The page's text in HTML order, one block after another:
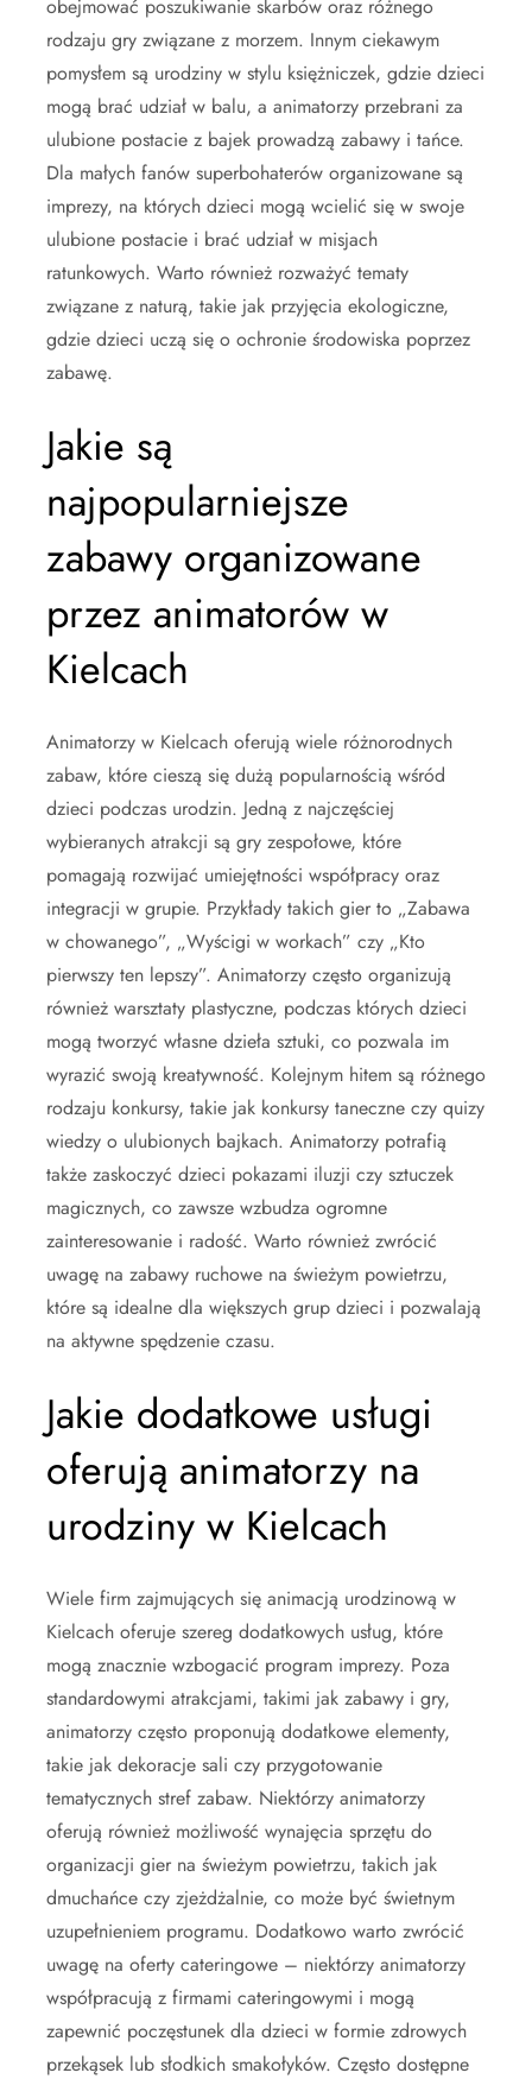
obejmować poszukiwanie skarbów oraz różnego
rodzaju gry związane z morzem. Innym ciekawym
pomysłem są urodziny w stylu księżniczek, gdzie dzieci
mogą brać udział w balu, a animatorzy przebrani za
ulubione postacie z bajek prowadzą zabawy i tańce.
Dla małych fanów superbohaterów organizowane są
imprezy, na których dzieci mogą wcielić się w swoje
ulubione postacie i brać udział w misjach
ratunkowych. Warto również rozważyć tematy
związane z naturą, takie jak przyjęcia ekologiczne,
gdzie dzieci uczą się o ochronie środowiska poprzez
zabawę.
Jakie są
najpopularniejsze
zabawy organizowane
przez animatorów w
Kielcach
Animatorzy w Kielcach oferują wiele różnorodnych
zabaw, które cieszą się dużą popularnością wśród
dzieci podczas urodzin. Jedną z najczęściej
wybieranych atrakcji są gry zespołowe, które
pomagają rozwijać umiejętności współpracy oraz
integracji w grupie. Przykłady takich gier to „Zabawa
w chowanego”, „Wyścigi w workach” czy „Kto
pierwszy ten lepszy”. Animatorzy często organizują
również warsztaty plastyczne, podczas których dzieci
mogą tworzyć własne dzieła sztuki, co pozwala im
wyrazić swoją kreatywność. Kolejnym hitem są różnego
rodzaju konkursy, takie jak konkursy taneczne czy quizy
wiedzy o ulubionych bajkach. Animatorzy potrafią
także zaskoczyć dzieci pokazami iluzji czy sztuczek
magicznych, co zawsze wzbudza ogromne
zainteresowanie i radość. Warto również zwrócić
uwagę na zabawy ruchowe na świeżym powietrzu,
które są idealne dla większych grup dzieci i pozwalają
na aktywne spędzenie czasu.
Jakie dodatkowe usługi
oferują animatorzy na
urodziny w Kielcach
Wiele firm zajmujących się animacją urodzinową w
Kielcach oferuje szereg dodatkowych usług, które
mogą znacznie wzbogacić program imprezy. Poza
standardowymi atrakcjami, takimi jak zabawy i gry,
animatorzy często proponują dodatkowe elementy,
takie jak dekoracje sali czy przygotowanie
tematycznych stref zabaw. Niektórzy animatorzy
oferują również możliwość wynajęcia sprzętu do
organizacji gier na świeżym powietrzu, takich jak
dmuchańce czy zjeżdżalnie, co może być świetnym
uzupełnieniem programu. Dodatkowo warto zwrócić
uwagę na oferty cateringowe – niektórzy animatorzy
współpracują z firmami cateringowymi i mogą
zapewnić poczęstunek dla dzieci w formie zdrowych
przekąsek lub słodkich smakołyków. Często dostępne